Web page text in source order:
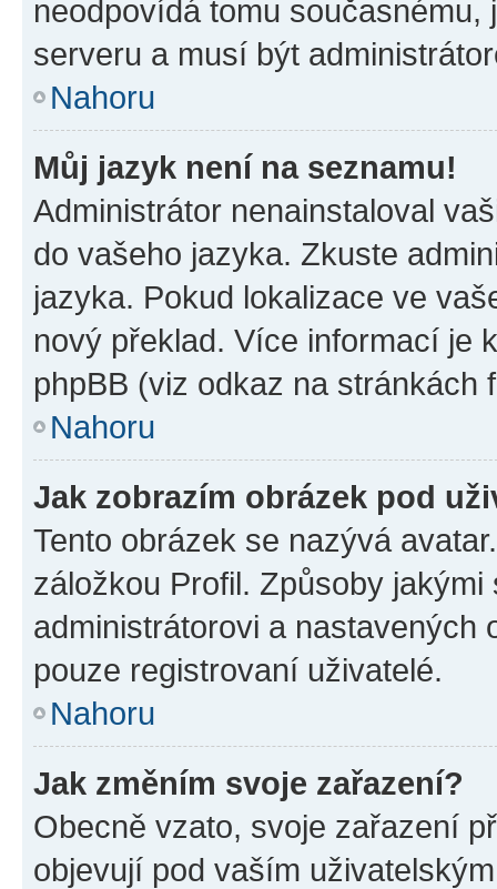
neodpovídá tomu
serveru a musí být
Nahoru
Můj jazyk není na seznamu!
Administrátor nenainstaloval
do vašeho jazyka. Zkuste
jazyka. Pokud lokalizace ve
nový překlad. Více informací je
phpBB (viz odkaz na stránkách
Nahoru
Jak zobrazím obrázek pod
Tento obrázek se nazývá
záložkou Profil. Způsoby
administrátorovi a nastavených
pouze registrovaní uživatelé.
Nahoru
Jak změním svoje zařazení?
Obecně vzato, svoje zařazení
objevují pod vaším